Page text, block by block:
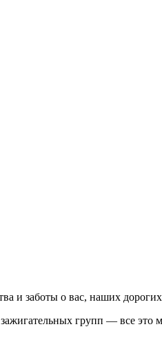
и заботы о вас, наших
групп — все это